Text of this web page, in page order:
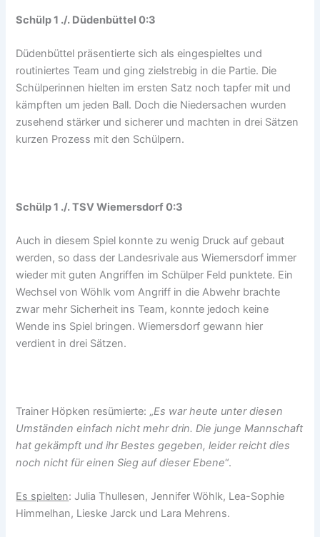
Schülp 1 ./. Düdenbüttel 0:3
Düdenbüttel präsentierte sich als eingespieltes und
routiniertes Team und ging zielstrebig in die Partie. Die
Schülperinnen hielten im ersten Satz noch tapfer mit und
kämpften um jeden Ball. Doch die Niedersachen wurden
zusehend stärker und sicherer und machten in drei Sätzen
kurzen Prozess mit den Schülpern.
Schülp 1 ./. TSV Wiemersdorf 0:3
Auch in diesem Spiel konnte zu wenig Druck auf gebaut
werden, so dass der Landesrivale aus Wiemersdorf immer
wieder mit guten Angriffen im Schülper Feld punktete. Ein
Wechsel von Wöhlk vom Angriff in die Abwehr brachte
zwar mehr Sicherheit ins Team, konnte jedoch keine
Wende ins Spiel bringen. Wiemersdorf gewann hier
verdient in drei Sätzen.
Trainer Höpken resümierte: „Es war heute unter diesen
Umständen einfach nicht mehr drin. Die junge Mannschaft
hat gekämpft und ihr Bestes gegeben, leider reicht dies
noch nicht für einen Sieg auf dieser Ebene“.
Es spielten: Julia Thullesen, Jennifer Wöhlk, Lea-Sophie
Himmelhan, Lieske Jarck und Lara Mehrens.